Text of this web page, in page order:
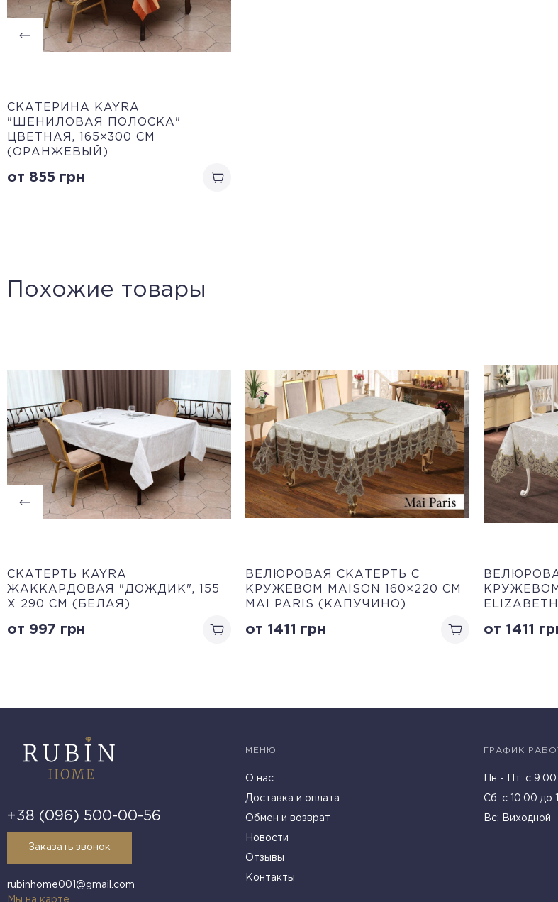
CКАТЕРИНА KAYRA
"ШЕНИЛОВАЯ ПОЛОСКА"
ЦВЕТНАЯ, 165×300 CМ
(ОРАНЖЕВЫЙ)
от 855 грн
Похожие товары
CКАТЕРТЬ KAYRA
ЖАККАРДОВАЯ "ДОЖДИК", 155
Х 290 СМ (БЕЛАЯ)
от 997 грн
ВЕЛЮРОВАЯ СКАТЕРТЬ С
КРУЖЕВОМ MAISON 160×220 СМ
MAI PARIS (КАПУЧИНО)
от 1411 грн
КРУЖЕВОМ
ELIZABETH
от 1411
+38 (096) 500-00-56
Заказать звонок
rubinhome001@gmail.com
Мы на карте
МЕНЮ
О нас
Доставка и оплата
Обмен и возврат
Новости
Отзывы
Контакты
ГРАФИК
Пн - Пт: c 9:00
Cб: с 10:00 до
Вс: Виходной